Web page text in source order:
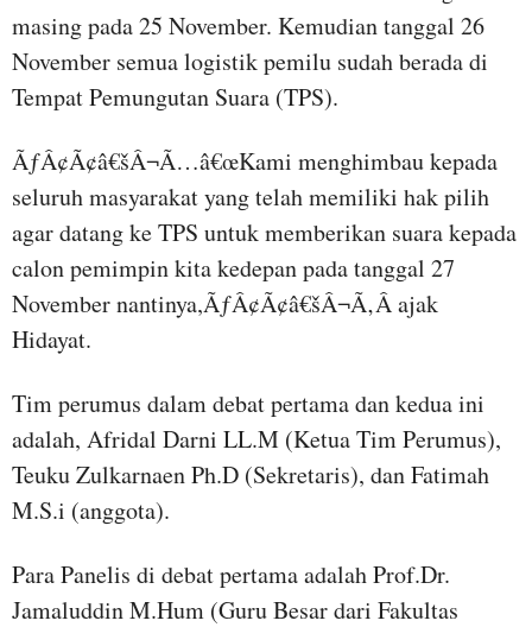
masing pada 25 November. Kemudian tanggal 26
November semua logistik pemilu sudah berada di
Tempat Pemungutan Suara (TPS).
ÃƒÂ¢Ã¢â€šÂ¬Ã…â€œKami menghimbau kepada
seluruh masyarakat yang telah memiliki hak pilih
agar datang ke TPS untuk memberikan suara kepada
calon pemimpin kita kedepan pada tanggal 27
November nantinya,ÃƒÂ¢Ã¢â€šÂ¬Ã‚Â ajak
Hidayat.
Tim perumus dalam debat pertama dan kedua ini
adalah, Afridal Darni LL.M (Ketua Tim Perumus),
Teuku Zulkarnaen Ph.D (Sekretaris), dan Fatimah
M.S.i (anggota).
Para Panelis di debat pertama adalah Prof.Dr.
Jamaluddin M.Hum (Guru Besar dari Fakultas